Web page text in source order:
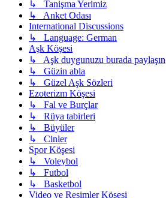
↳ Tanişma Yerimiz
↳ Anket Odası
International Discussions
↳ Language: German
Aşk Köşesi
↳ Aşk duygunuzu burada paylaşın
↳ Güzin abla
↳ Güzel Aşk Sözleri
Ezoterizm Köşesi
↳ Fal ve Burçlar
↳ Rüya tabirleri
↳ Büyüler
↳ Cinler
Spor Köşesi
↳ Voleybol
↳ Futbol
↳ Basketbol
Video ve Resimler Köşesi